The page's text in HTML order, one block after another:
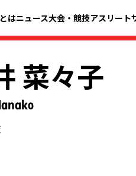
はニュース大会・競技アスリート
菜々子